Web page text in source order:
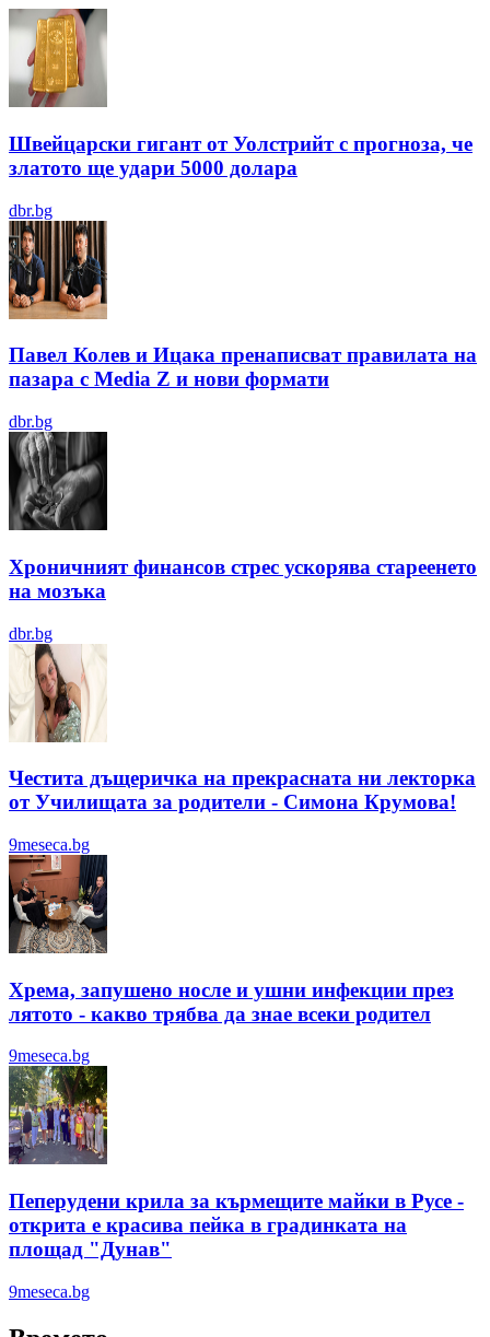
Швейцарски гигант от Уолстрийт с прогноза, че
златото ще удари 5000 долара
dbr.bg
Павел Колев и Ицака пренаписват правилата на
пазара с Media Z и нови формати
dbr.bg
Хроничният финансов стрес ускорява стареенето
на мозъка
dbr.bg
Честита дъщеричка на прекрасната ни лекторка
от Училищата за родители - Симона Крумова!
9meseca.bg
Хрема, запушено носле и ушни инфекции през
лятотo - какво трябва да знае всеки родител
9meseca.bg
Пеперудени крила за кърмещите майки в Русе -
открита е красива пейка в градинката на
площад "Дунав"
9meseca.bg